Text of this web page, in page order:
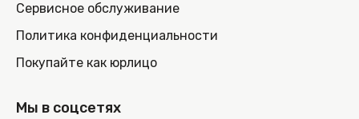
Сервисное обслуживание
Политика конфиденциальности
Покупайте как юрлицо
Мы в соцсетях